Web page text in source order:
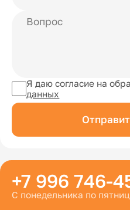
Я даю согласие на
данных
+7 996 746-
С понедельника по